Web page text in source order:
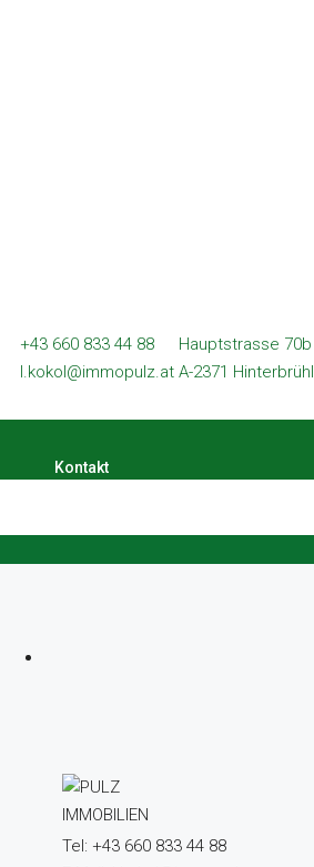
+43 660 833 44 88
l.kokol@immopulz.at
Hauptstrasse 70b
A-2371 Hinterbrühl
Kontakt
Tel: +43 660 833 44 88